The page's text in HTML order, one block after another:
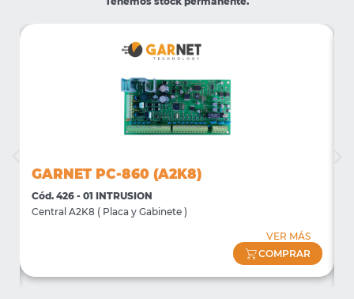
GARNET PC-860 (A2K8)
Cód. 426 - 01 INTRUSION
Central A2K8 ( Placa y Gabinete )
VER MÁS
COMPRAR